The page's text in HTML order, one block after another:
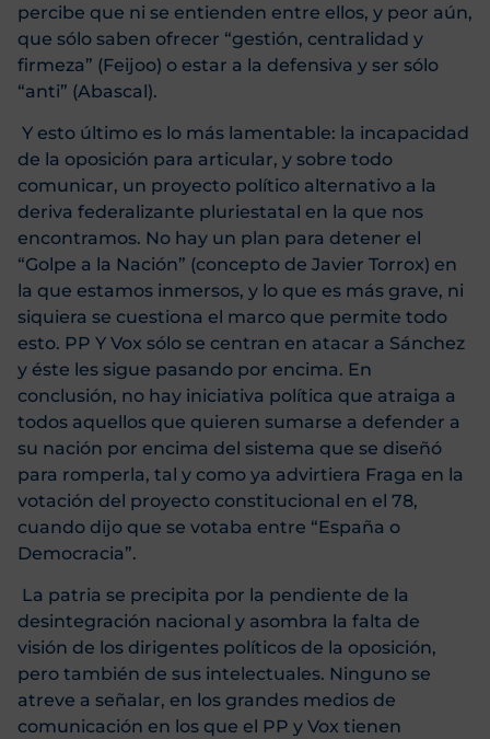
percibe que ni se entienden entre ellos, y peor aún,
que sólo saben ofrecer “gestión, centralidad y
firmeza” (Feijoo) o estar a la defensiva y ser sólo
“anti” (Abascal).
Y esto último es lo más lamentable: la incapacidad
de la oposición para articular, y sobre todo
comunicar, un proyecto político alternativo a la
deriva federalizante pluriestatal en la que nos
encontramos. No hay un plan para detener el
“Golpe a la Nación” (concepto de Javier Torrox) en
la que estamos inmersos, y lo que es más grave, ni
siquiera se cuestiona el marco que permite todo
esto. PP Y Vox sólo se centran en atacar a Sánchez
y éste les sigue pasando por encima. En
conclusión, no hay iniciativa política que atraiga a
todos aquellos que quieren sumarse a defender a
su nación por encima del sistema que se diseñó
para romperla, tal y como ya advirtiera Fraga en la
votación del proyecto constitucional en el 78,
cuando dijo que se votaba entre “España o
Democracia”.
La patria se precipita por la pendiente de la
desintegración nacional y asombra la falta de
visión de los dirigentes políticos de la oposición,
pero también de sus intelectuales. Ninguno se
atreve a señalar, en los grandes medios de
comunicación en los que el PP y Vox tienen